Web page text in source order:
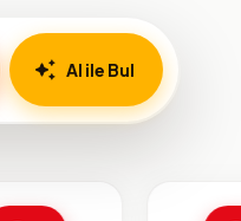
AI ile Bul